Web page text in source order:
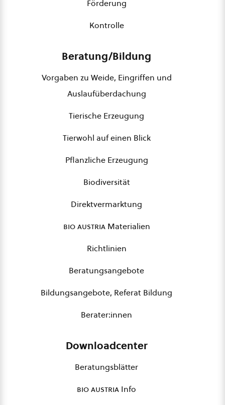
Förderung
Kontrolle
Beratung/Bildung
Vorgaben zu Weide, Eingriffen und
Auslaufüberdachung
Tierische Erzeugung
Tierwohl auf einen Blick
Pflanzliche Erzeugung
Biodiversität
Direktvermarktung
bio austriaMaterialien
Richtlinien
Beratungsangebote
Bildungsangebote, Referat Bildung
Berater:innen
Downloadcenter
Beratungsblätter
bio austria Info